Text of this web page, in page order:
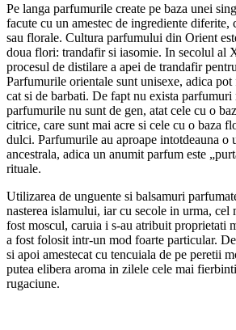
Pe langa parfumurile create pe baza unei
facute cu un amestec de ingrediente diferite,
sau florale. Cultura parfumului din Orient
doua flori: trandafir si iasomie. In secolul al
procesul de distilare a apei de trandafir
Parfumurile orientale sunt unisexe, adica
cat si de barbati. De fapt nu exista
parfumurile nu sunt de gen, atat cele cu o
citrice, care sunt mai acre si cele cu o baza
dulci. Parfumurile au aproape intotdeauna o
ancestrala, adica un anumit parfum este
rituale.
Utilizarea de unguente si balsamuri
nasterea islamului, iar cu secole in urma, cel
fost moscul, caruia i s-au atribuit proprietati
a fost folosit intr-un mod foarte particular.
si apoi amestecat cu tencuiala de pe peretii
putea elibera aroma in zilele cele mai
rugaciune.